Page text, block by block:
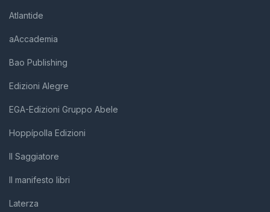
Atlantide
aAccademia
Bao Publishing
Edizioni Alegre
EGA-Edizioni Gruppo Abele
Hoppípolla Edizioni
Il Saggiatore
Il manifesto libri
Laterza